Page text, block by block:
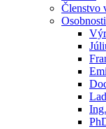
Členstvo